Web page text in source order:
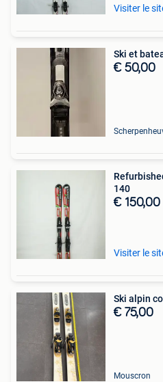
Visiter le
Ski et
€ 50,00
140
€ 150,00
Visiter le
Ski alpin
€ 75,00
Mouscron